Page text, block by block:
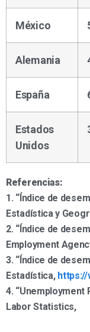
México
Alemania
España
Estados
Unidos
Referencias:
1. “Índice de
Estadística y
2. “Índice de
Employment
3. “Índice de
Estadística, https://
4. “Unemployment
Labor Statistics,